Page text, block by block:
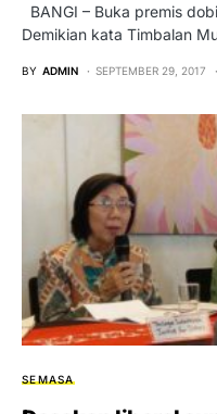
BANGI – Buka premis
Demikian kata Timbalan
BY ADMIN SEPTEMBER 29, 2017
SEMASA